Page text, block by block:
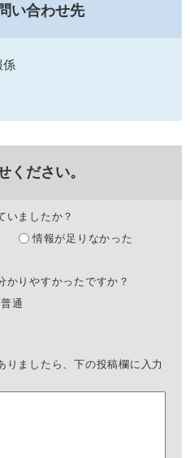
い合わせ先
係
ください。
いましたか？
情報が足りなかった
かりやすかったですか？
普通
りましたら、下の投稿欄に入力